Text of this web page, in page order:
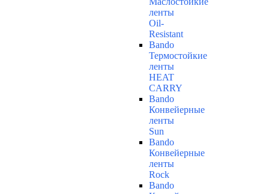
ленты
Oil-
Resistant
Bando
Термостойкие
ленты
HEAT
CARRY
Bando
Конвейерные
ленты
Sun
Bando
Конвейерные
ленты
Rock
Bando